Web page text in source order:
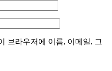
브라우저에 이름, 이메일, 그